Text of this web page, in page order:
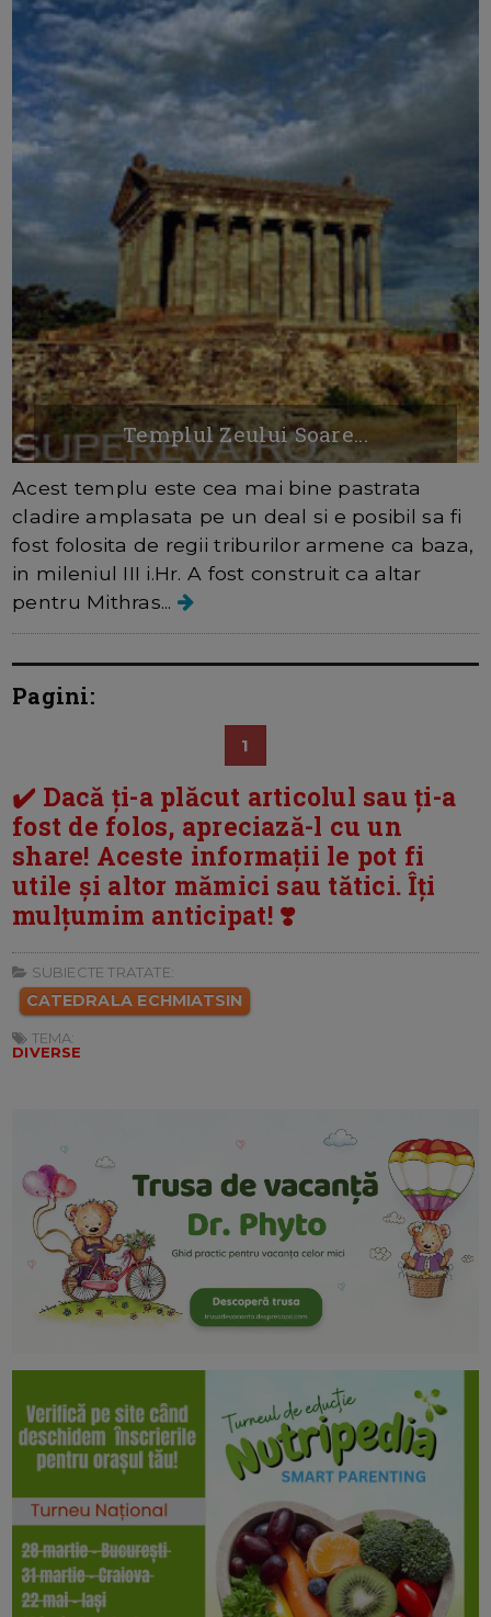
Templul Zeului Soare...
Acest templu este cea mai bine pastrata
cladire amplasata pe un deal si e posibil sa fi
fost folosita de regii triburilor armene ca baza,
in mileniul III i.Hr. A fost construit ca altar
pentru Mithras...
Pagini:
1
✔️ Dacă ți-a plăcut articolul sau ți-a
fost de folos, apreciază-l cu un
share! Aceste informații le pot fi
utile și altor mămici sau tătici. Îți
mulțumim anticipat! ❣️
SUBIECTE TRATATE:
CATEDRALA ECHMIATSIN
TEMA:
DIVERSE